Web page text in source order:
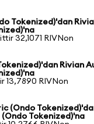
Tokenized)'dan
32,1071 RIVNon
Rivian
13,7890 RIVNon
(Ondo
Tokenized)'na